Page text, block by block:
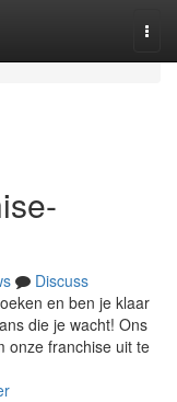
Discuss
en ben je klaar
die je wacht! Ons
onze franchise uit te